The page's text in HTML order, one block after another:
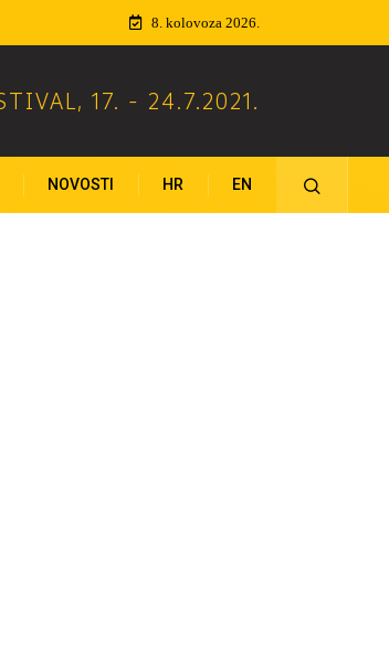
8. kolovoza 2026.
, 17. - 24.7.2021.
NOVOSTI HR EN